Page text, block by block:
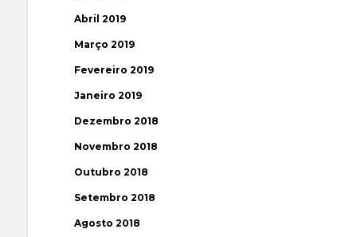
Abril 2019
Março 2019
Fevereiro 2019
Janeiro 2019
Dezembro 2018
Novembro 2018
Outubro 2018
Setembro 2018
Agosto 2018